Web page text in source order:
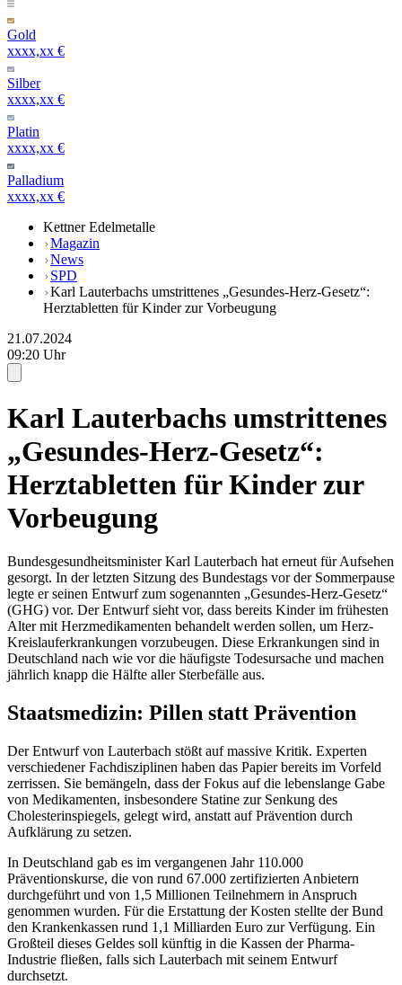
Gold
xxxx,xx €
Silber
xxxx,xx €
Platin
xxxx,xx €
Palladium
xxxx,xx €
Kettner Edelmetalle
Magazin
News
SPD
Karl Lauterbachs umstrittenes „Gesundes-Herz-Gesetz“:
Herztabletten für Kinder zur Vorbeugung
21.07.2024
09:20 Uhr
Karl Lauterbachs umstrittenes
„Gesundes-Herz-Gesetz“:
Herztabletten für Kinder zur
Vorbeugung
Bundesgesundheitsminister Karl Lauterbach hat erneut für Aufsehen
gesorgt. In der letzten Sitzung des Bundestags vor der Sommerpause
legte er seinen Entwurf zum sogenannten „Gesundes-Herz-Gesetz“
(GHG) vor. Der Entwurf sieht vor, dass bereits Kinder im frühesten
Alter mit Herzmedikamenten behandelt werden sollen, um Herz-
Kreislauferkrankungen vorzubeugen. Diese Erkrankungen sind in
Deutschland nach wie vor die häufigste Todesursache und machen
jährlich knapp die Hälfte aller Sterbefälle aus.
Staatsmedizin: Pillen statt Prävention
Der Entwurf von Lauterbach stößt auf massive Kritik. Experten
verschiedener Fachdisziplinen haben das Papier bereits im Vorfeld
zerrissen. Sie bemängeln, dass der Fokus auf die lebenslange Gabe
von Medikamenten, insbesondere Statine zur Senkung des
Cholesterinspiegels, gelegt wird, anstatt auf Prävention durch
Aufklärung zu setzen.
In Deutschland gab es im vergangenen Jahr 110.000
Präventionskurse, die von rund 67.000 zertifizierten Anbietern
durchgeführt und von 1,5 Millionen Teilnehmern in Anspruch
genommen wurden. Für die Erstattung der Kosten stellte der Bund
den Krankenkassen rund 1,1 Milliarden Euro zur Verfügung. Ein
Großteil dieses Geldes soll künftig in die Kassen der Pharma-
Industrie fließen, falls sich Lauterbach mit seinem Entwurf
durchsetzt.